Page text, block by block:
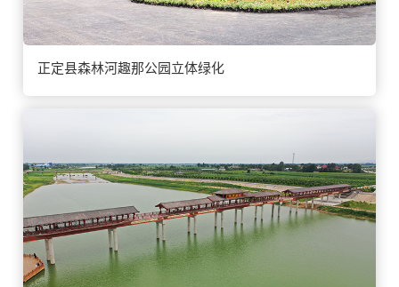
正定县森林河趣那公园立体绿化